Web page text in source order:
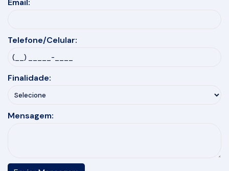
Email:
Telefone/Celular:
Finalidade:
Mensagem: